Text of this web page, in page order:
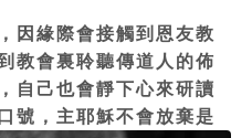
因緣際會接觸到恩友教
教會裏聆聽傳道人的佈
自己也會靜下心來研讀
號，主耶穌不會放棄是